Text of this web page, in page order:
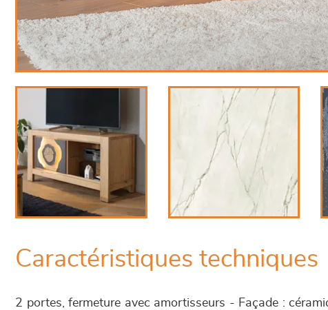
Caractéristiques techniques
2 portes, fermeture avec amortisseurs - Façade :